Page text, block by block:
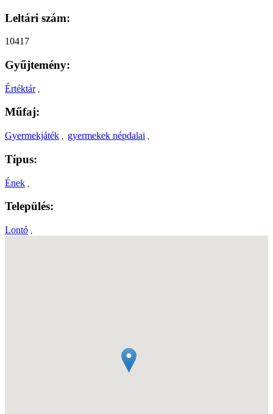
Leltári szám:
10417
Gyűjtemény:
Értéktár
Műfaj:
Gyermekjáték , gyermekek népdalai ,
Típus:
Ének
Település:
Lontó